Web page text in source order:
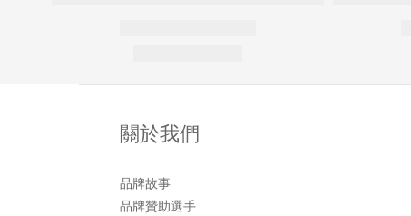
關於我們
品牌故事
品牌贊助選手